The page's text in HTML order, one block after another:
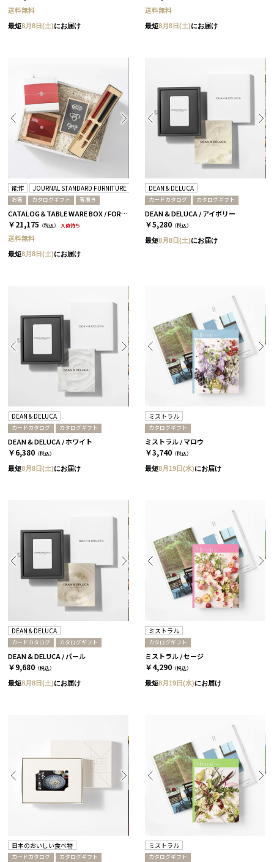
送料無料
最短8月8日(土)にお届け
送料無料
最短8月8日(土)にお届け
能作 JOURNAL STANDARD FURNITURE 箸蔵まつかん
お箸 カタログギフト 箸置き
CATALOG＆TABLE WARE BOX / FORMAL / 全3種 蘭
￥21,175 （税込） 入荷待ち
送料無料
最短8月8日(土)にお届け
DEAN & DELUCA
カードカタログ カタログギフト
DEAN & DELUCA / アイボリー
￥5,280 （税込）
最短8月8日(土)にお届け
DEAN & DELUCA
カードカタログ カタログギフト
DEAN & DELUCA / ホワイト
￥6,380 （税込）
最短8月8日(土)にお届け
ミストラル
カタログギフト
ミストラル / マロウ
￥3,740 （税込）
最短8月19日(水)にお届け
DEAN & DELUCA
カードカタログ カタログギフト
DEAN & DELUCA / パール
￥9,680 （税込）
最短8月8日(土)にお届け
ミストラル
カタログギフト
ミストラル / セージ
￥4,290 （税込）
最短8月19日(水)にお届け
日本のおいしい食べ物
カードカタログ カタログギフト
ミストラル
カタログギフト